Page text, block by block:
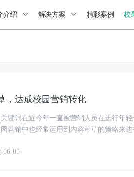
介绍 解决方案 精彩案例 校
，达成校园营销转化
键词在近今年一直被营销人员在进行年轻
营销中也经常运用到内容种草的策略来进
06-05